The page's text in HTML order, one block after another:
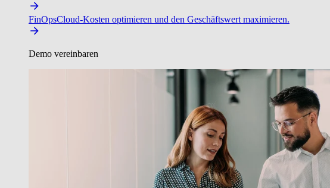
FinOpsCloud-Kosten optimieren und den Geschäftswert maximieren.
Demo vereinbaren